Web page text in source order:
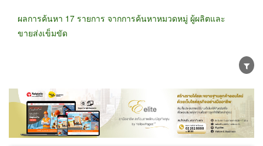
ผลการค้นหา 17 รายการ จากการค้นหาหมวดหมู่ ผู้ผลิตและ
ขายส่งเข็มขัด
ขายส่ง ขายปลีก ผู้ผลิต
ตัวแทนจัดจำหน่าย
ผู้ส่งออก/นำเข้า
ธุรกิจบริการ